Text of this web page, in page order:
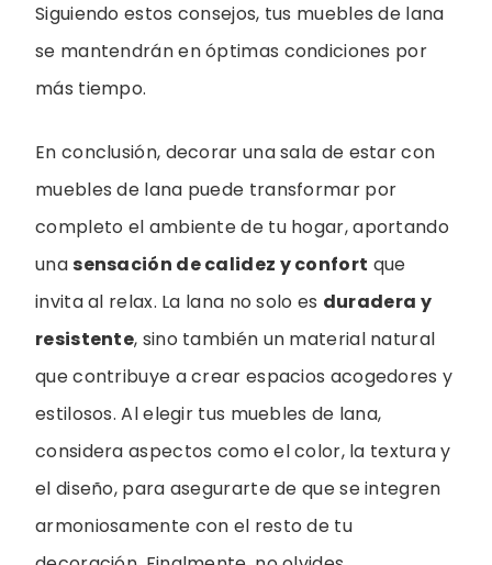
Siguiendo estos consejos, tus muebles de lana
se mantendrán en óptimas condiciones por
más tiempo.
En conclusión, decorar una sala de estar con
muebles de lana puede transformar por
completo el ambiente de tu hogar, aportando
unasensación de calidez y confort que
invita al relax. La lana no solo es duradera y
resistente, sino también un material natural
que contribuye a crear espacios acogedores y
estilosos. Al elegir tus muebles de lana,
considera aspectos como el color, la textura y
el diseño, para asegurarte de que se integren
armoniosamente con el resto de tu